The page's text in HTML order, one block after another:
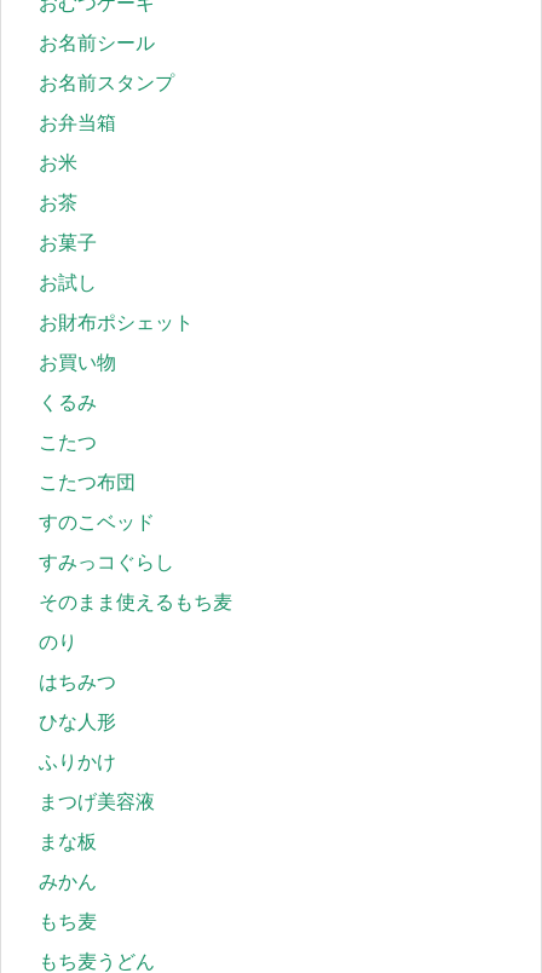
お名前シール
お名前スタンプ
お弁当箱
お米
お茶
お菓子
お試し
お財布ポシェット
お買い物
くるみ
こたつ
こたつ布団
すのこベッド
すみっコぐらし
そのまま使えるもち麦
のり
はちみつ
ひな人形
ふりかけ
まつげ美容液
まな板
みかん
もち麦
もち麦うどん